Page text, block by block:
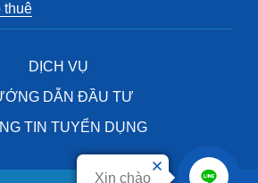
Xin chào
thuê
DỊCH VỤ
DẪN ĐẦU TƯ
TIN TUYỂN DỤNG